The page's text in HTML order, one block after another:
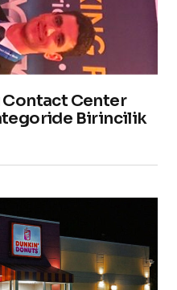
Contact Center
Birincilik